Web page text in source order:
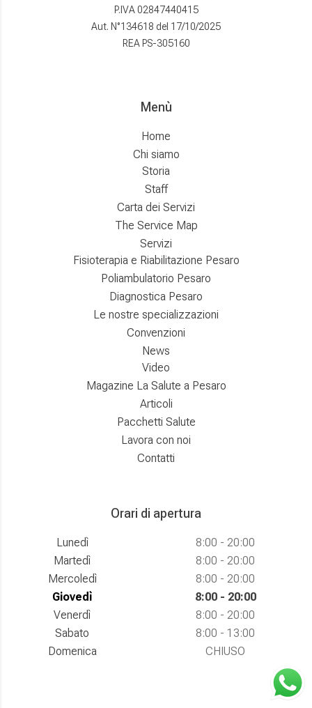
P.IVA 02847440415
Aut. N°134618 del 17/10/2025
REA PS-305160
Menù
Home
Chi siamo
Storia
Staff
Carta dei Servizi
The Service Map
Servizi
Fisioterapia e Riabilitazione Pesaro
Poliambulatorio Pesaro
Diagnostica Pesaro
Le nostre specializzazioni
Convenzioni
News
Video
Magazine La Salute a Pesaro
Articoli
Pacchetti Salute
Lavora con noi
Contatti
Orari di apertura
Lunedì
8:00 - 20:00
Martedì
8:00 - 20:00
Mercoledì
8:00 - 20:00
Giovedì
8:00 - 20:00
Venerdì
8:00 - 20:00
Sabato
8:00 - 13:00
Domenica
CHIUSO